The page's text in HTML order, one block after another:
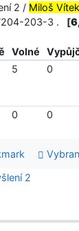
2 / Miloš Vítek
203-3 .
[
Volné
5 0
0 0